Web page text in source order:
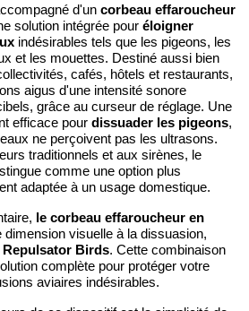
d'un corbeau effaroucheur
solution intégrée pour éloigner
indésirables tels que les pigeons, les
et les mouettes. Destiné aussi bien
cafés, hôtels et restaurants,
aigus d'une intensité sonore
grâce au curseur de réglage. Une
efficace pour dissuader les pigeons,
ne perçoivent pas les ultrasons.
traditionnels et aux sirènes, le
comme une option plus
adaptée à un usage domestique.
le corbeau effaroucheur en
dimension visuelle à la dissuasion,
Repulsator Birds. Cette combinaison
complète pour protéger votre
aviaires indésirables.